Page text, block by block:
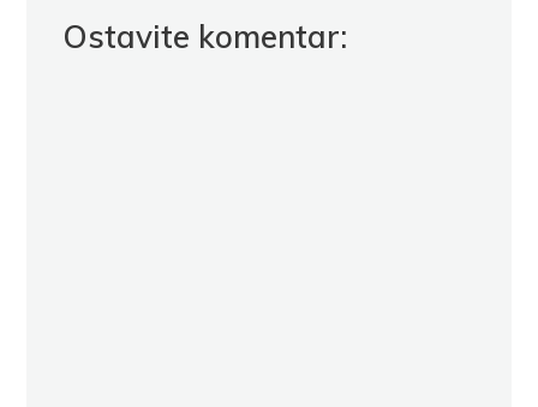
Ostavite komentar: